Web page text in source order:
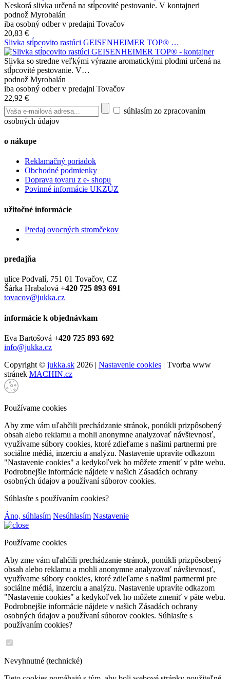
Neskorá slivka určená na stĺpcovité pestovanie. V kontajneri
podnož Myrobalán
iba osobný odber v predajni Tovačov
20,83 €
Slivka stĺpcovito rastúci GEISENHEIMER TOP® …
Slivka so stredne veľkými výrazne aromatickými plodmi určená na
stĺpcovité pestovanie. V…
podnož Myrobalán
iba osobný odber v predajni Tovačov
22,92 €
súhlasím zo zpracovaním
osobných údajov
o nákupe
Reklamačný poriadok
Obchodné podmienky
Doprava tovaru z e- shopu
Povinné informácie UKZÚZ
užitočné informácie
Predaj ovocných stromčekov
predajňa
ulice Podvalí, 751 01 Tovačov, CZ
Šárka Hrabalová +420 725 893 691
tovacov@jukka.cz
informácie k objednávkam
Eva Bartošová +420 725 893 692
info@jukka.cz
Copyright © jukka.sk 2026 | Nastavenie cookies | Tvorba www
stránek MACHIN.cz
Používame cookies
Aby zme vám uľahčili prechádzanie stránok, ponúkli prizpôsobený
obsah alebo reklamu a mohli anonymne analyzovať návštevnosť,
využívame súbory cookies, ktoré zdieľame s našimi partnermi pre
sociálne médiá, inzerciu a analýzu. Nastavenie upravíte odkazom
"Nastavenie cookies" a kedykoľvek ho môžete zmeniť v päte webu.
Podrobnejšie informácie nájdete v našich Zásadách ochrany
osobných údajov a používaní súborov cookies.
Súhlasíte s používaním cookies?
Áno, súhlasím Nesúhlasím Nastavenie
Používame cookies
Aby zme vám uľahčili prechádzanie stránok, ponúkli prizpôsobený
obsah alebo reklamu a mohli anonymne analyzovať návštevnosť,
využívame súbory cookies, ktoré zdieľame s našimi partnermi pre
sociálne médiá, inzerciu a analýzu. Nastavenie upravíte odkazom
"Nastavenie cookies" a kedykoľvek ho môžete zmeniť v päte webu.
Podrobnejšie informácie nájdete v našich Zásadách ochrany
osobných údajov a používaní súborov cookies. Súhlasíte s
používaním cookies?
Nevyhnutné (technické)